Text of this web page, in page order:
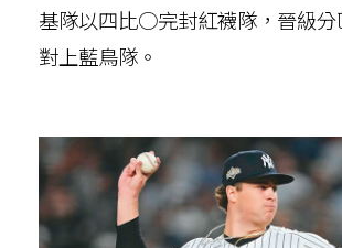
基隊以四比○完封紅襪隊，晉級分
對上藍鳥隊。